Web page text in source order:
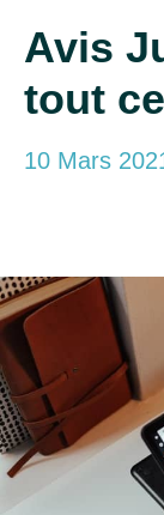
Avis
tout
10 Mars